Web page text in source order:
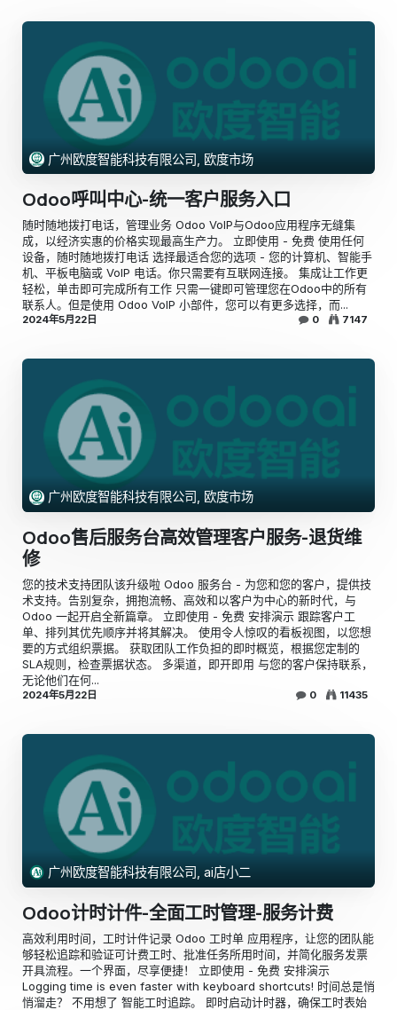
广州欧度智能科技有限公司, 欧度市场
Odoo呼叫中心-统一客户服务入口
随时随地拨打电话，管理业务 Odoo VoIP与Odoo应用程序无缝集
成，以经济实惠的价格实现最高生产力。 立即使用 - 免费 使用任何
设备，随时随地拨打电话 选择最适合您的选项 - 您的计算机、智能手
机、平板电脑或 VoIP 电话。你只需要有互联网连接。 集成让工作更
轻松，单击即可完成所有工作 只需一键即可管理您在Odoo中的所有
联系人。但是使用 Odoo VoIP 小部件，您可以有更多选择，而...
2024年5月22日 0 7147
广州欧度智能科技有限公司, 欧度市场
Odoo售后服务台高效管理客户服务-退货维
修
您的技术支持团队该升级啦 Odoo 服务台 - 为您和您的客户，提供技
术支持。告别复杂，拥抱流畅、高效和以客户为中心的新时代，与
Odoo 一起开启全新篇章。 立即使用 - 免费 安排演示 跟踪客户工
单、排列其优先顺序并将其解决。 使用令人惊叹的看板视图，以您想
要的方式组织票据。 获取团队工作负担的即时概览，根据您定制的
SLA规则，检查票据状态。 多渠道，即开即用 与您的客户保持联系，
无论他们在何...
2024年5月22日 0 11435
广州欧度智能科技有限公司, ai店小二
Odoo计时计件-全面工时管理-服务计费
高效利用时间，工时计件记录 Odoo 工时单 应用程序，让您的团队能
够轻松追踪和验证可计费工时、批准任务所用时间，并简化服务发票
开具流程。一个界面，尽享便捷！ 立即使用 - 免费 安排演示
Logging time is even faster with keyboard shortcuts! 时间总是悄
悄溜走？ 不用想了 智能工时追踪。 即时启动计时器，确保工时表始